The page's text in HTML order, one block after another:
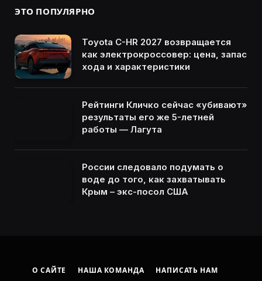
ЭТО ПОПУЛЯРНО
Toyota C-HR 2027 возвращается
как электрокроссовер: цена, запас
хода и характеристики
Рейтинги Кличко сейчас «убивают»
результаты его же 5-летней
работы — Лагута
России следовало подумать о
воде до того, как захватывать
Крым – экс-посол США
О САЙТЕ НАША КОМАНДА НАПИСАТЬ НАМ